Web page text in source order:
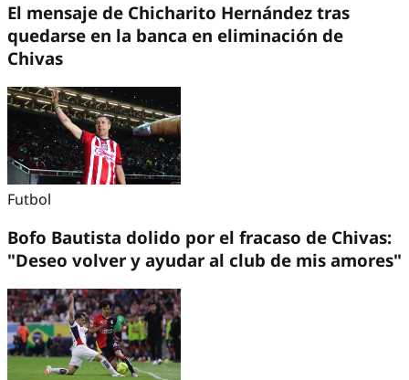
El mensaje de Chicharito Hernández tras
quedarse en la banca en eliminación de
Chivas
Futbol
Bofo Bautista dolido por el fracaso de Chivas:
"Deseo volver y ayudar al club de mis amores"